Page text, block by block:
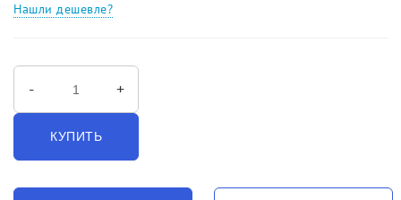
Нашли дешевле?
- +
КУПИТЬ